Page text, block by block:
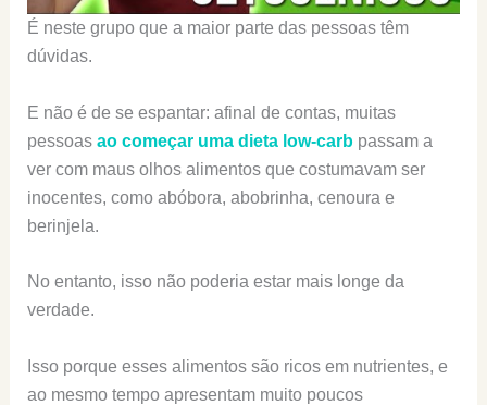
É neste grupo que a maior parte das pessoas têm
dúvidas.
E não é de se espantar: afinal de contas, muitas
pessoas ao começar uma dieta low-carbpassam a
ver com maus olhos alimentos que costumavam ser
inocentes, como abóbora, abobrinha, cenoura e
berinjela.
No entanto, isso não poderia estar mais longe da
verdade.
Isso porque esses alimentos são ricos em nutrientes, e
ao mesmo tempo apresentam muito poucos